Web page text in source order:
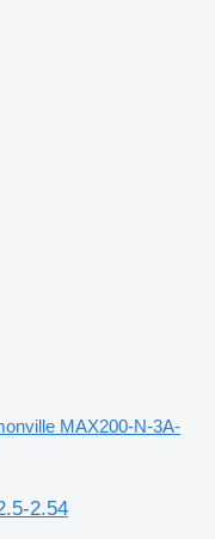
MAX200-N-3A-
2.54